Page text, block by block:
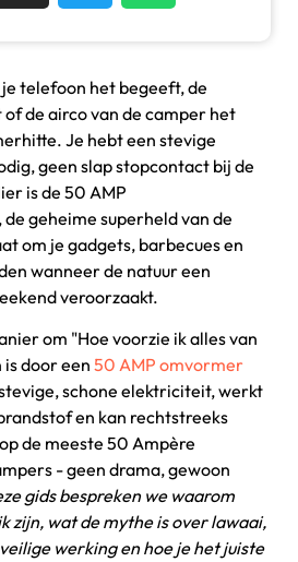
telefoon het begeeft, de
de airco van de camper het
Je hebt een stevige
geen slap stopcontact bij de
is de 50 AMP
geheime superheld van de
om je gadgets, barbecues en
wanneer de natuur een
veroorzaakt.
om "Hoe voorzie ik alles van
door een 50 AMP omvormer
schone elektriciteit, werkt
en kan rechtstreeks
de meeste 50 Ampère
- geen drama, gewoon
gids bespreken we waarom
zijn, wat de mythe is over lawaai,
werking en hoe je het juiste